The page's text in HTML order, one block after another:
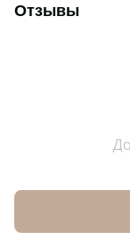
Отзывы